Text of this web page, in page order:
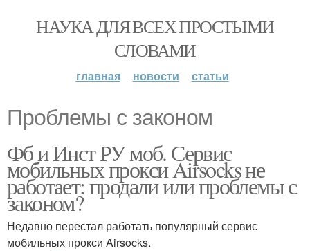
НАУКА ДЛЯ ВСЕХ ПРОСТЫМИ
СЛОВАМИ
главная новости статьи
Проблемы с законом
Фб и Инст РУ моб. Сервис
мобильных прокси Airsocks не
работает: продали или проблемы с
законом?
Недавно перестал работать популярный сервис
мобильных прокси Airsocks.